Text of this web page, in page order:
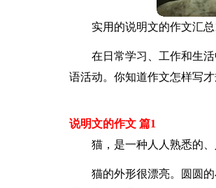
实用的说明文的作文汇总
在日常学习、工作和生
语活动。你知道作文怎样写
说明文的作文 篇1
猫，是一种人人熟悉的、
猫的外形很漂亮。圆圆